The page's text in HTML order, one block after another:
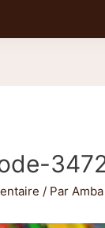
/ ParAmba